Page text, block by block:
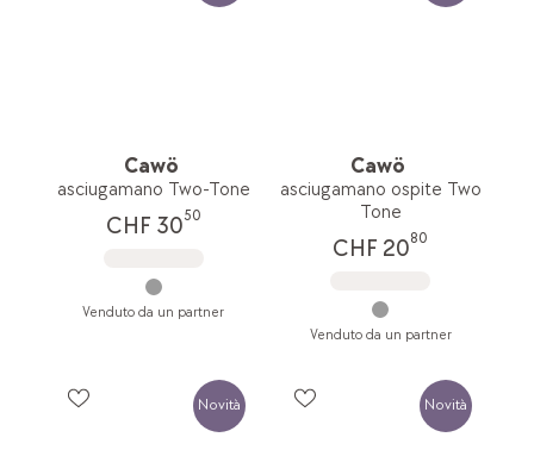
Cawö
asciugamano Two-Tone
CHF 3050
Venduto da un partner
Cawö
asciugamano ospite Two
Tone
CHF 2080
Venduto da un partner
Novità Novità